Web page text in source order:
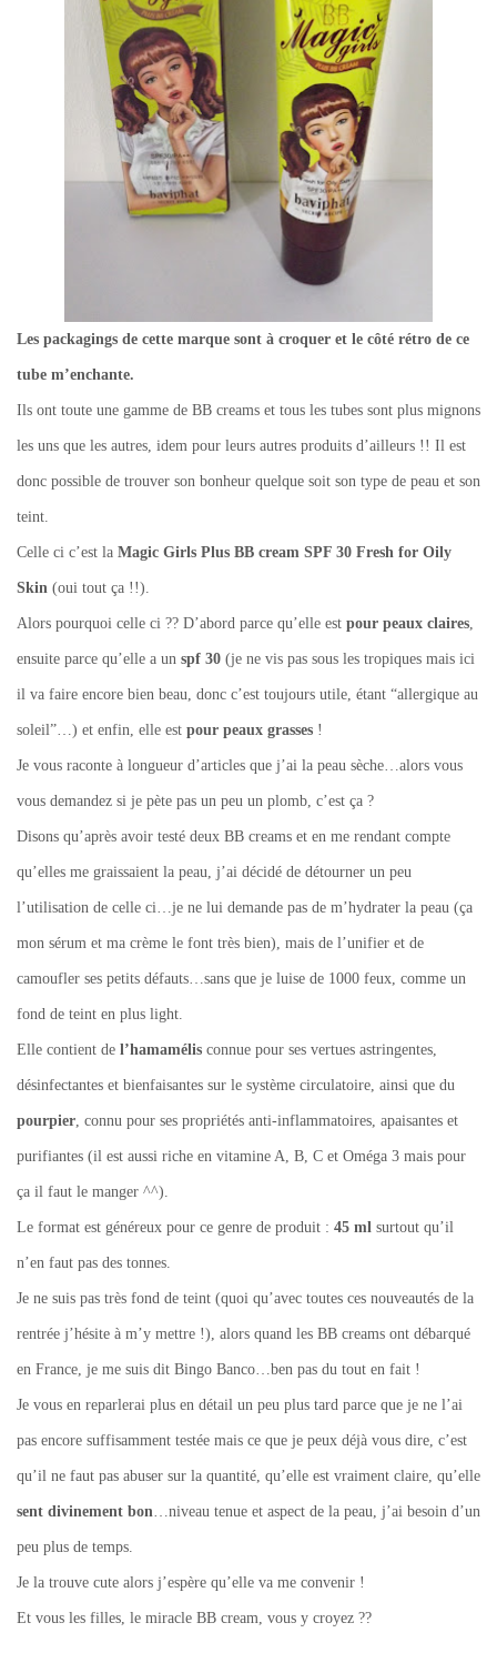
Les packagings de cette marque sont à croquer et le côté rétro de ce
tube m’enchante.
Ils ont toute une gamme de BB creams et tous les tubes sont plus mignons
les uns que les autres, idem pour leurs autres produits d’ailleurs !! Il est
donc possible de trouver son bonheur quelque soit son type de peau et son
teint.
Celle ci c’est la Magic Girls Plus BB cream SPF 30 Fresh for Oily
Skin (oui tout ça !!).
Alors pourquoi celle ci ?? D’abord parce qu’elle est pour peaux claires,
ensuite parce qu’elle a un spf 30 (je ne vis pas sous les tropiques mais ici
il va faire encore bien beau, donc c’est toujours utile, étant “allergique au
soleil”…) et enfin, elle est pour peaux grasses !
Je vous raconte à longueur d’articles que j’ai la peau sèche…alors vous
vous demandez si je pète pas un peu un plomb, c’est ça ?
Disons qu’après avoir testé deux BB creams et en me rendant compte
qu’elles me graissaient la peau, j’ai décidé de détourner un peu
l’utilisation de celle ci…je ne lui demande pas de m’hydrater la peau (ça
mon sérum et ma crème le font très bien), mais de l’unifier et de
camoufler ses petits défauts…sans que je luise de 1000 feux, comme un
fond de teint en plus light.
Elle contient de l’hamamélis connue pour ses vertues astringentes,
désinfectantes et bienfaisantes sur le système circulatoire, ainsi que du
pourpier, connu pour ses propriétés anti-inflammatoires, apaisantes et
purifiantes (il est aussi riche en vitamine A, B, C et Oméga 3 mais pour
ça il faut le manger ^^).
Le format est généreux pour ce genre de produit : 45 ml surtout qu’il
n’en faut pas des tonnes.
Je ne suis pas très fond de teint (quoi qu’avec toutes ces nouveautés de la
rentrée j’hésite à m’y mettre !), alors quand les BB creams ont débarqué
en France, je me suis dit Bingo Banco…ben pas du tout en fait !
Je vous en reparlerai plus en détail un peu plus tard parce que je ne l’ai
pas encore suffisamment testée mais ce que je peux déjà vous dire, c’est
qu’il ne faut pas abuser sur la quantité, qu’elle est vraiment claire, qu’elle
sent divinement bon…niveau tenue et aspect de la peau, j’ai besoin d’un
peu plus de temps.
Je la trouve cute alors j’espère qu’elle va me convenir !
Et vous les filles, le miracle BB cream, vous y croyez ??